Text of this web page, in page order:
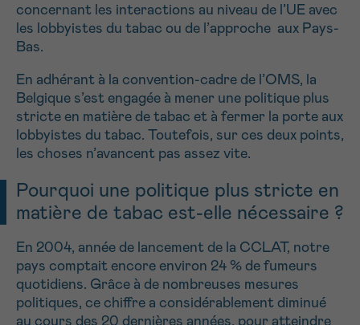
concernant les interactions au niveau de l’UE avec
les lobbyistes du tabac ou de l’approche aux Pays-
Bas.
En adhérant à la convention-cadre de l’OMS, la
Belgique s’est engagée à mener une politique plus
stricte en matière de tabac et à fermer la porte aux
lobbyistes du tabac. Toutefois, sur ces deux points,
les choses n’avancent pas assez vite.
Pourquoi une politique plus stricte en
matière de tabac est-elle nécessaire ?
En 2004, année de lancement de la CCLAT, notre
pays comptait encore environ 24 % de fumeurs
quotidiens. Grâce à de nombreuses mesures
politiques, ce chiffre a considérablement diminué
au cours des 20 dernières années, pour atteindre